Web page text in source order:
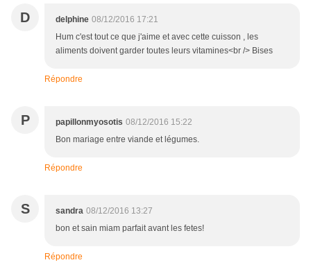
D delphine 08/12/2016 17:21
Hum c'est tout ce que j'aime et avec cette cuisson , les
aliments doivent garder toutes leurs vitamines<br /> Bises
Répondre
P papillonmyosotis 08/12/2016 15:22
Bon mariage entre viande et légumes.
Répondre
S sandra 08/12/2016 13:27
bon et sain miam parfait avant les fetes!
Répondre